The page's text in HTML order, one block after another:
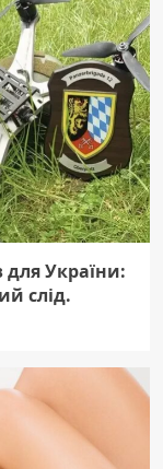
України:
слід.